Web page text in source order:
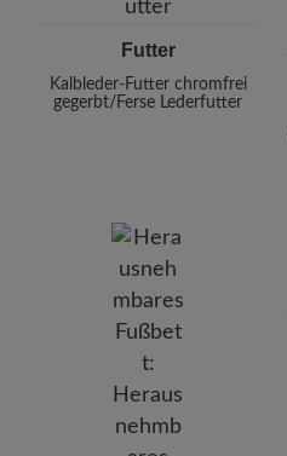
Futter
Kalbleder-Futter chromfrei
gegerbt/Ferse Lederfutter